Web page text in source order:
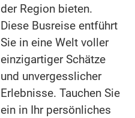
der Region bieten.
Diese Busreise entführt
Sie in eine Welt voller
einzigartiger Schätze
und unvergesslicher
Erlebnisse. Tauchen Sie
ein in Ihr persönliches